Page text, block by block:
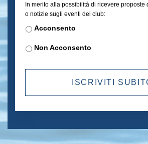
Newsletter
In merito alla possibilità di ricevere proposte
o notizie sugli eventi del club:
Acconsento
Non Acconsento